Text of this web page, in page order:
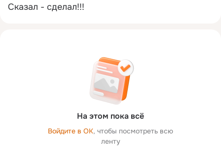
Сказал - сделал!!!
На этом пока всё
Войдите в ОК, чтобы посмотреть всю
ленту